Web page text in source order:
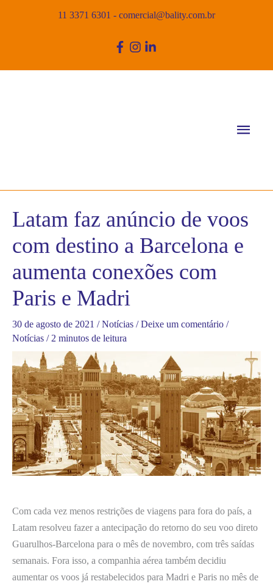
11 3371 6301 - comercial@bality.com.br
Latam faz anúncio de voos
com destino a Barcelona e
aumenta conexões com
Paris e Madri
30 de agosto de 2021 /Notícias /Deixe um comentário /
Notícias / 2 minutos de leitura
Com cada vez menos restrições de viagens para fora do país, a
Latam resolveu fazer a antecipação do retorno do seu voo direto
Guarulhos-Barcelona para o mês de novembro, com três saídas
semanais. Fora isso, a companhia aérea também decidiu
aumentar os voos já restabelecidos para Madri e Paris no mês de